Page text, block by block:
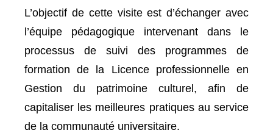
L’objectif de cette visite est d’échanger avec
l’équipe pédagogique intervenant dans le
processus de suivi des programmes de
formation de la Licence professionnelle en
Gestion du patrimoine culturel, afin de
capitaliser les meilleures pratiques au service
de la communauté universitaire.